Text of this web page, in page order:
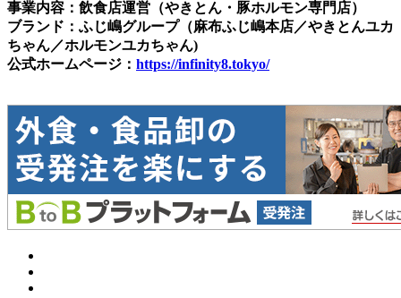
事業内容：飲食店運営（やきとん・豚ホルモン専門店）
ブランド：ふじ嶋グループ（麻布ふじ嶋本店／やきとんユカ
ちゃん／ホルモンユカちゃん)
公式ホームページ： https://infinity8.tokyo/